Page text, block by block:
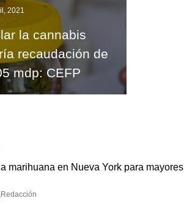
2021
la cannabis
recaudación de
mdp: CEFP
marihuana en Nueva York para mayores
Redacción